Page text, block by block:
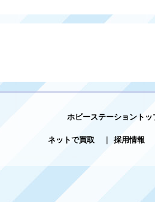
ホビーステーショントッ
ネットで買取
| 採用情報